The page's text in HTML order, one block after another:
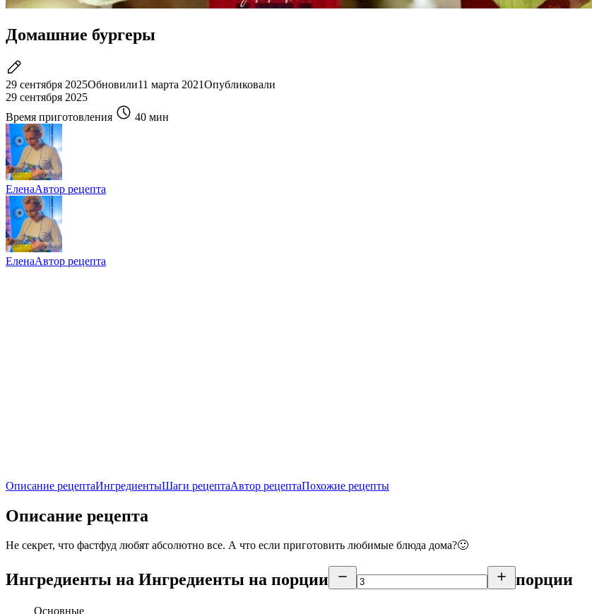
Домашние бургеры
29 сентября 2025Обновили11 марта 2021Опубликовали
29 сентября 2025
Время приготовления
40 мин
ЕленаАвтор рецепта
ЕленаАвтор рецепта
Описание рецептаИнгредиентыШаги рецептаАвтор рецептаПохожие рецепты
Описание рецепта
Не секрет, что фастфуд любят абсолютно все. А что если приготовить любимые блюда дома?🙂
Ингредиенты на Ингредиенты на порции порции
Основные